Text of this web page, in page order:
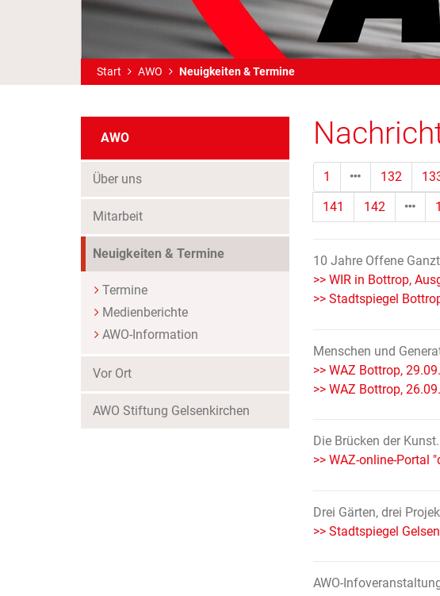
Start AWO Neuigkeiten & Termine
AWO
Über uns
Mitarbeit
Neuigkeiten & Termine
Termine
Medienberichte
AWO-Information
Vor Ort
AWO Stiftung Gelsenkirchen
1 132
141
142
10 Jahre Offene
>> WIR in Bottrop,
>> Stadtspiegel
Menschen und
>> WAZ Bottrop,
>> WAZ Bottrop,
Die Brücken der
>> WAZ-online-Portal
Drei Gärten, drei
>> Stadtspiegel
AWO-